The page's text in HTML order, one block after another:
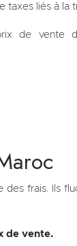
taxes liés à la
de vente
des frais. Ils
de vente.